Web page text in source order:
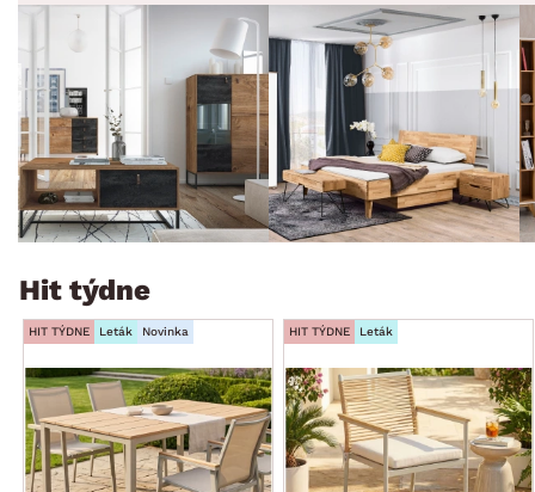
Hit týdne
HIT TÝDNE Leták Novinka HIT TÝDNE Leták